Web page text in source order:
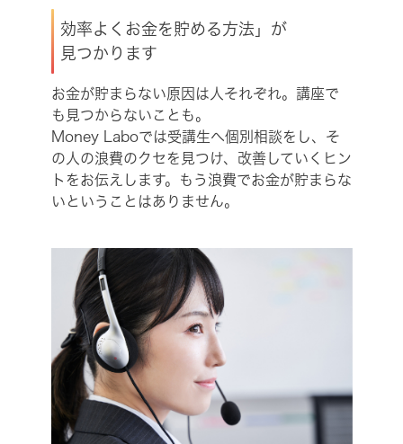
効率よくお金を貯める方法」が
見つかります
お金が貯まらない原因は人それぞれ。講座で
も見つからないことも。
Money Laboでは受講生へ個別相談をし、そ
の人の浪費のクセを見つけ、改善していくヒン
トをお伝えします。もう浪費でお金が貯まらな
いということはありません。